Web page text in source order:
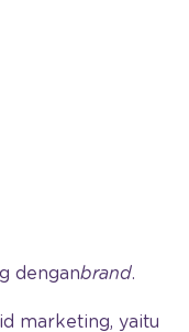
denganbrand.
marketing, yaitu